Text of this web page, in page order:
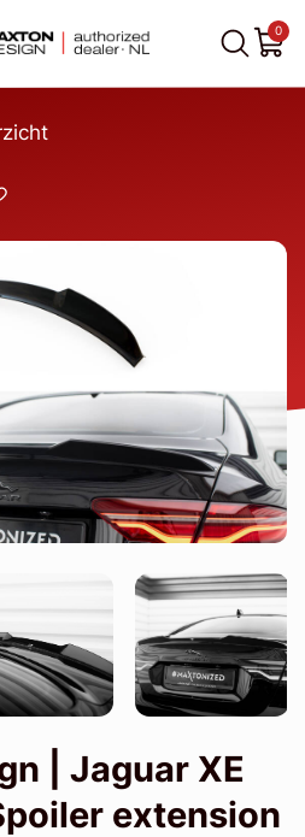
0
| Jaguar XE
extension